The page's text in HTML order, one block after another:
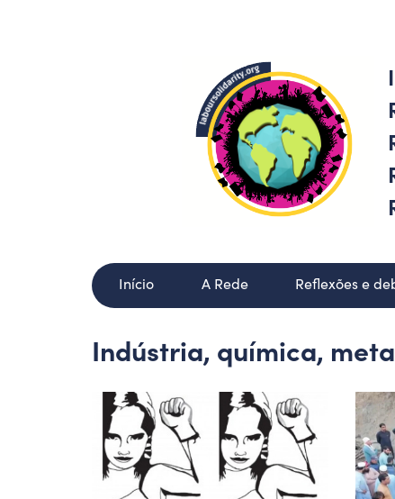
Início A Rede Reflexões e
Indústria, química,